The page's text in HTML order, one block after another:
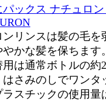
ックス ナチュロ
リンスは髪の毛を
かな髪を保ちます
は通常ボトルの約
さみのしでワンタ
スチックの使用量